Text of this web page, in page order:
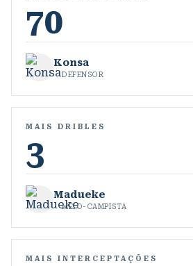
70
Konsa
DEFENSOR
MAIS DRIBLES
3
Madueke
MEIO-CAMPISTA
MAIS INTERCEPTAÇÕES